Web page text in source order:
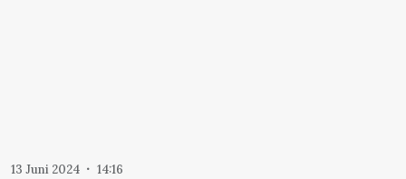
13 Juni 2024 14:16